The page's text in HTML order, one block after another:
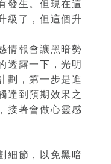
發生。但現在這
級了，但這個升
情報會讓黑暗勢
透露一下，光明
劃，第一步是進
達到預期效果之
接著會做心靈感
細節，以免黑暗